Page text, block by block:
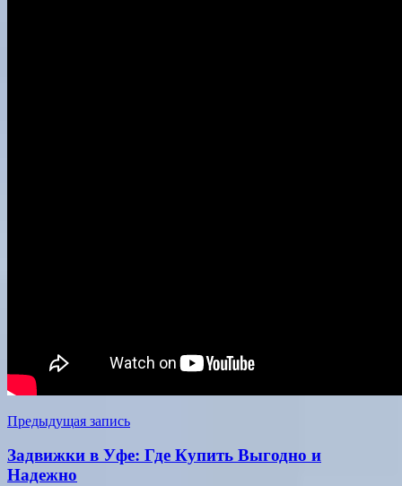
Навигация
по
записям
Предыдущая запись
Задвижки в Уфе: Где Купить Выгодно и
Надежно